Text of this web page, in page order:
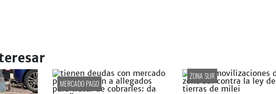
MERCADO PAGO
ZONA SUR